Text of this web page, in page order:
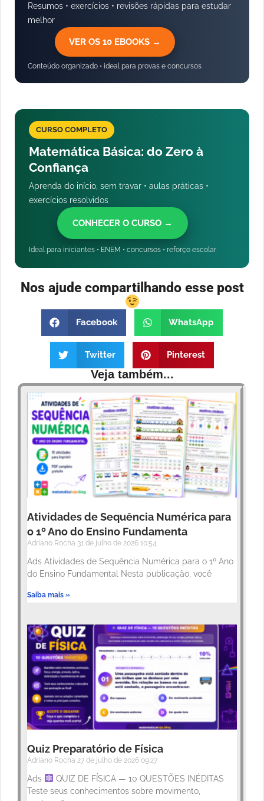
Resumos • exercícios • revisões rápidas para estudar
melhor
VER OS 10 EBOOKS →
Conteúdo organizado • ideal para provas e concursos
CURSO COMPLETO
Matemática Básica: do Zero à
Confiança
Aprenda do início, sem travar • aulas práticas •
exercícios resolvidos
CONHECER O CURSO →
Ideal para iniciantes • ENEM • concursos • reforço escolar
Nos ajude compartilhando esse post
Facebook WhatsApp
Twitter Pinterest
Veja também...
Atividades de Sequência Numérica para
o 1º Ano do Ensino Fundamenta
Adriano Rocha 31 de julho de 2026 10:54
Ads Atividades de Sequência Numérica para o 1º Ano
do Ensino Fundamental Nesta publicação, você
Saiba mais »
Quiz Preparatório de Física
Adriano Rocha 27 de julho de 2026 09:27
Ads
QUIZ DE FÍSICA — 10 QUESTÕES INÉDITAS
Teste seus conhecimentos sobre movimento,